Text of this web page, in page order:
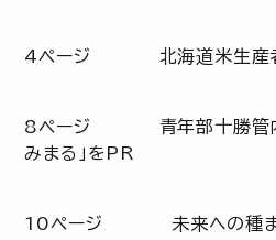
4ページ 北海道米生産
8ページ 青年部十勝管内
みまる」をPR
10ページ 未来への種まき